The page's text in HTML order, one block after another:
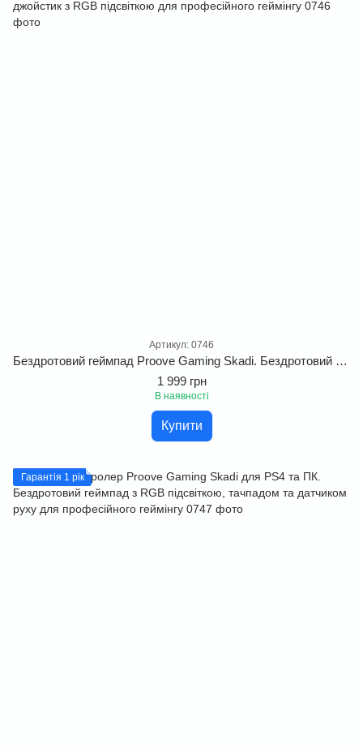
Артикул: 0746
Бездротовий геймпад Proove Gaming Skadi. Бездротовий джойстик з RGB підсвіткою для професійного геймінгу
1 999 грн
В наявності
Купити
Гарантія 1 рік